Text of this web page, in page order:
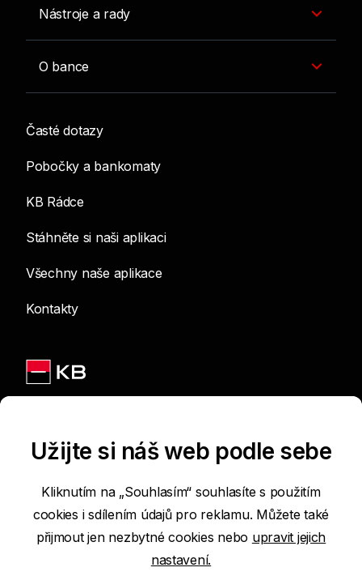
Nástroje a rady
O bance
Časté dotazy
Pobočky a bankomaty
KB Rádce
Stáhněte si naši aplikaci
Všechny naše aplikace
Kontakty
Podmínky používání internetových stránek
Prohlášení o přístupnosti
Užijte si náš web podle sebe
Kliknutím na „Souhlasím“ souhlasíte s použitím
cookies i sdílením údajů pro reklamu. Můžete také
přijmout jen nezbytné cookies nebo upravit jejich
nastavení.